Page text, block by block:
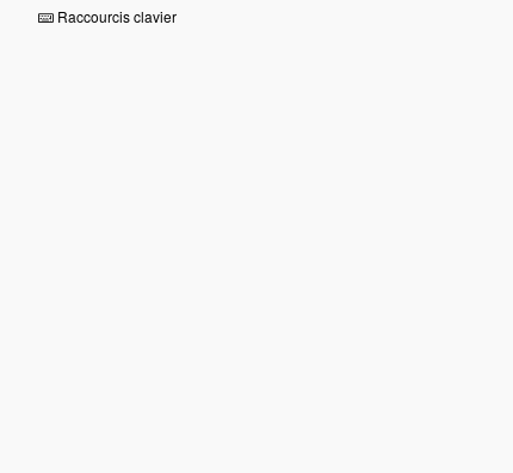
Raccourcis clavier